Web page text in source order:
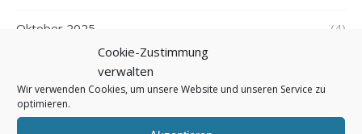
Cookie-Zustimmung
verwalten
Wir verwenden Cookies, um unsere Website und unseren Service zu
optimieren.
Oktober 2025 (4)
August 2025